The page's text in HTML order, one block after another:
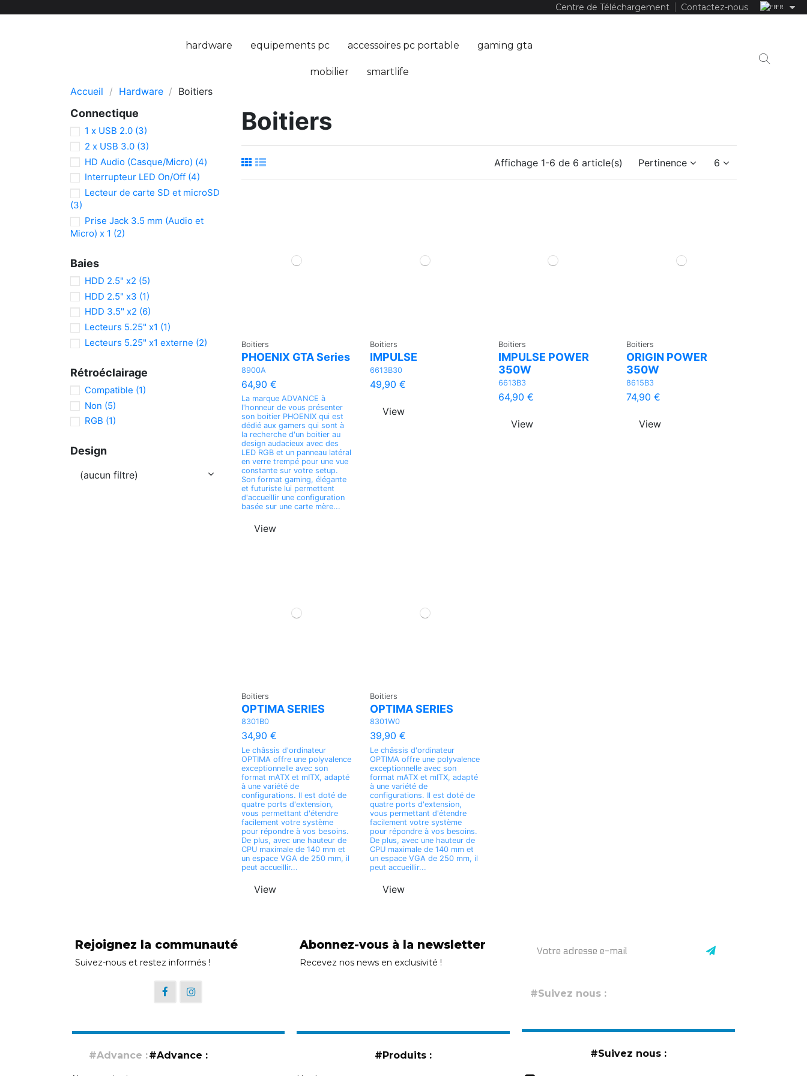
Centre de Téléchargement Contactez-nous FR
hardware equipements pc accessoires pc portable gaming gta
mobilier smartlife
Accueil Hardware Boitiers
Boitiers
Affichage 1-6 de 6 article(s) Pertinence 6
Boitiers
PHOENIX GTA Series
8900A
64,90 €
La marque ADVANCE à
l'honneur de vous présenter
son boitier PHOENIX qui est
dédié aux gamers qui sont à
la recherche d'un boitier au
design audacieux avec des
LED RGB et un panneau latéral
en verre trempé pour une vue
constante sur votre setup.
Son format gaming, élégante
et futuriste lui permettent
d'accueillir une configuration
basée sur une carte mère...
View
Boitiers
IMPULSE
6613B30
49,90 €
View
Boitiers
IMPULSE POWER
350W
6613B3
64,90 €
View
Boitiers
ORIGIN POWER
350W
8615B3
74,90 €
View
Boitiers
OPTIMA SERIES
8301B0
34,90 €
Le châssis d'ordinateur
OPTIMA offre une polyvalence
exceptionnelle avec son
format mATX et mITX, adapté
à une variété de
configurations. Il est doté de
quatre ports d'extension,
vous permettant d'étendre
facilement votre système
pour répondre à vos besoins.
De plus, avec une hauteur de
CPU maximale de 140 mm et
un espace VGA de 250 mm, il
peut accueillir...
View
Boitiers
OPTIMA SERIES
8301W0
39,90 €
Le châssis d'ordinateur
OPTIMA offre une polyvalence
exceptionnelle avec son
format mATX et mITX, adapté
à une variété de
configurations. Il est doté de
quatre ports d'extension,
vous permettant d'étendre
facilement votre système
pour répondre à vos besoins.
De plus, avec une hauteur de
CPU maximale de 140 mm et
un espace VGA de 250 mm, il
peut accueillir...
View
Connectique
1 x USB 2.0 (3)
2 x USB 3.0 (3)
HD Audio (Casque/Micro) (4)
Interrupteur LED On/Off (4)
Lecteur de carte SD et microSD
(3)
Prise Jack 3.5 mm (Audio et
Micro) x 1 (2)
Baies
HDD 2.5" x2 (5)
HDD 2.5" x3 (1)
HDD 3.5" x2 (6)
Lecteurs 5.25" x1 (1)
Lecteurs 5.25" x1 externe (2)
Rétroéclairage
Compatible (1)
Non (5)
RGB (1)
Design
(aucun filtre)
Rejoignez la communauté
Suivez-nous et restez informés !
Abonnez-vous à la newsletter
Recevez nos news en exclusivité !
#Advance : #Produits : #Suivez nous :